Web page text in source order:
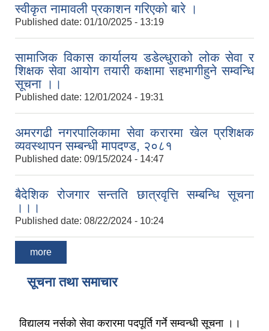
स्वीकृत नामावली प्रकाशन गरिएको बारे ।
Published date: 01/10/2025 - 13:19
सामाजिक विकास कार्यालय डडेल्धुराको लोक सेवा र
शिक्षक सेवा आयोग तयारी कक्षामा सहभागीहुने सम्वन्धि
सूचना ।।
Published date: 12/01/2024 - 19:31
अमरगढी नगरपालिकामा सेवा करारमा खेल प्रशिक्षक
व्यवस्थापन सम्बन्धी मापदण्ड, २०८१
Published date: 09/15/2024 - 14:47
बैदेशिक रोजगार सन्तति छात्रवृत्ति सम्बन्धि सूचना
।।।
Published date: 08/22/2024 - 10:24
more
सूचना तथा समाचार
विद्यालय नर्सको सेवा करारमा पदपूर्ति गर्ने सम्वन्धी सूचना ।।